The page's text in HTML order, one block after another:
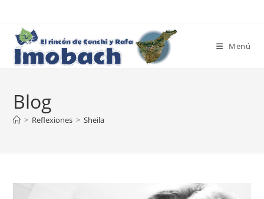
contenido
Menú
Blog
> Reflexiones > Sheila